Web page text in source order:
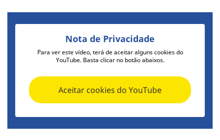
Nota de Privacidade
Para ver este vídeo, terá de aceitar alguns cookies do
YouTube. Basta clicar no botão abaixos.
Aceitar cookies do YouTube